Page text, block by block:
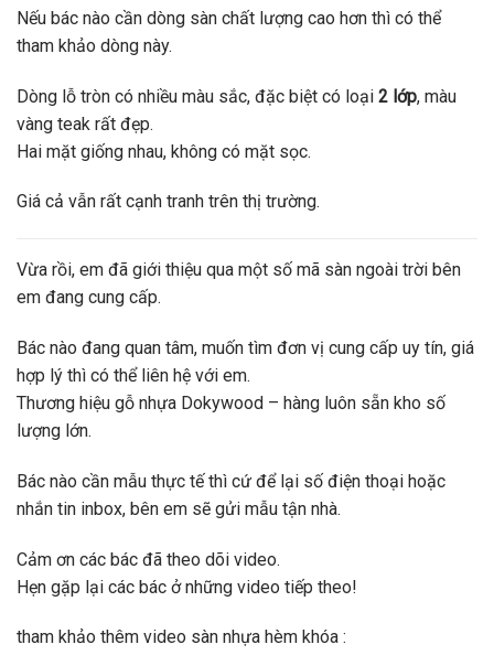
Nếu bác nào cần dòng sàn chất lượng cao hơn thì có thể
tham khảo dòng này.
Dòng lỗ tròn có nhiều màu sắc, đặc biệt có loại 2 lớp, màu
vàng teak rất đẹp.
Hai mặt giống nhau, không có mặt sọc.
Giá cả vẫn rất cạnh tranh trên thị trường.
Vừa rồi, em đã giới thiệu qua một số mã sàn ngoài trời bên
em đang cung cấp.
Bác nào đang quan tâm, muốn tìm đơn vị cung cấp uy tín, giá
hợp lý thì có thể liên hệ với em.
Thương hiệu gỗ nhựa Dokywood – hàng luôn sẵn kho số
lượng lớn.
Bác nào cần mẫu thực tế thì cứ để lại số điện thoại hoặc
nhắn tin inbox, bên em sẽ gửi mẫu tận nhà.
Cảm ơn các bác đã theo dõi video.
Hẹn gặp lại các bác ở những video tiếp theo!
tham khảo thêm video sàn nhựa hèm khóa :